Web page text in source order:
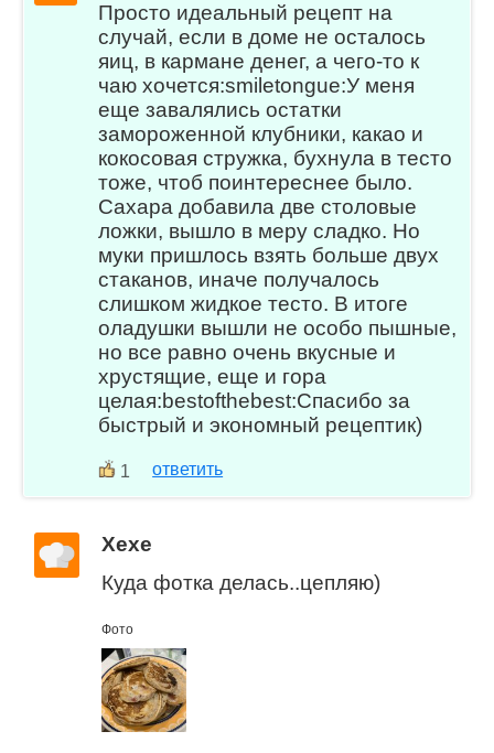
Просто идеальный рецепт на
случай, если в доме не осталось
яиц, в кармане денег, а чего-то к
чаю хочется:smiletongue:У меня
еще завалялись остатки
замороженной клубники, какао и
кокосовая стружка, бухнула в тесто
тоже, чтоб поинтереснее было.
Сахара добавила две столовые
ложки, вышло в меру сладко. Но
муки пришлось взять больше двух
стаканов, иначе получалось
слишком жидкое тесто. В итоге
оладушки вышли не особо пышные,
но все равно очень вкусные и
хрустящие, еще и гора
целая:bestofthebest:Спасибо за
быстрый и экономный рецептик)
1 ответить
Хехе
Куда фотка делась..цепляю)
Фото